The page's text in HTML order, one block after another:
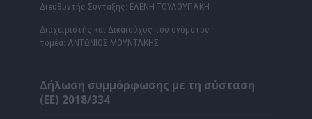
Διευθυντής Σύνταξης: ΕΛΕΝΗ ΤΟΥΛΟΥΠΑΚΗ
Διαχειριστής και Δικαιούχος του ονόματος
τομέα: ΑΝΤΩΝΙΟΣ ΜΟΥΝΤΑΚΗΣ
Δήλωση συμμόρφωσης με τη σύσταση
(ΕΕ) 2018/334